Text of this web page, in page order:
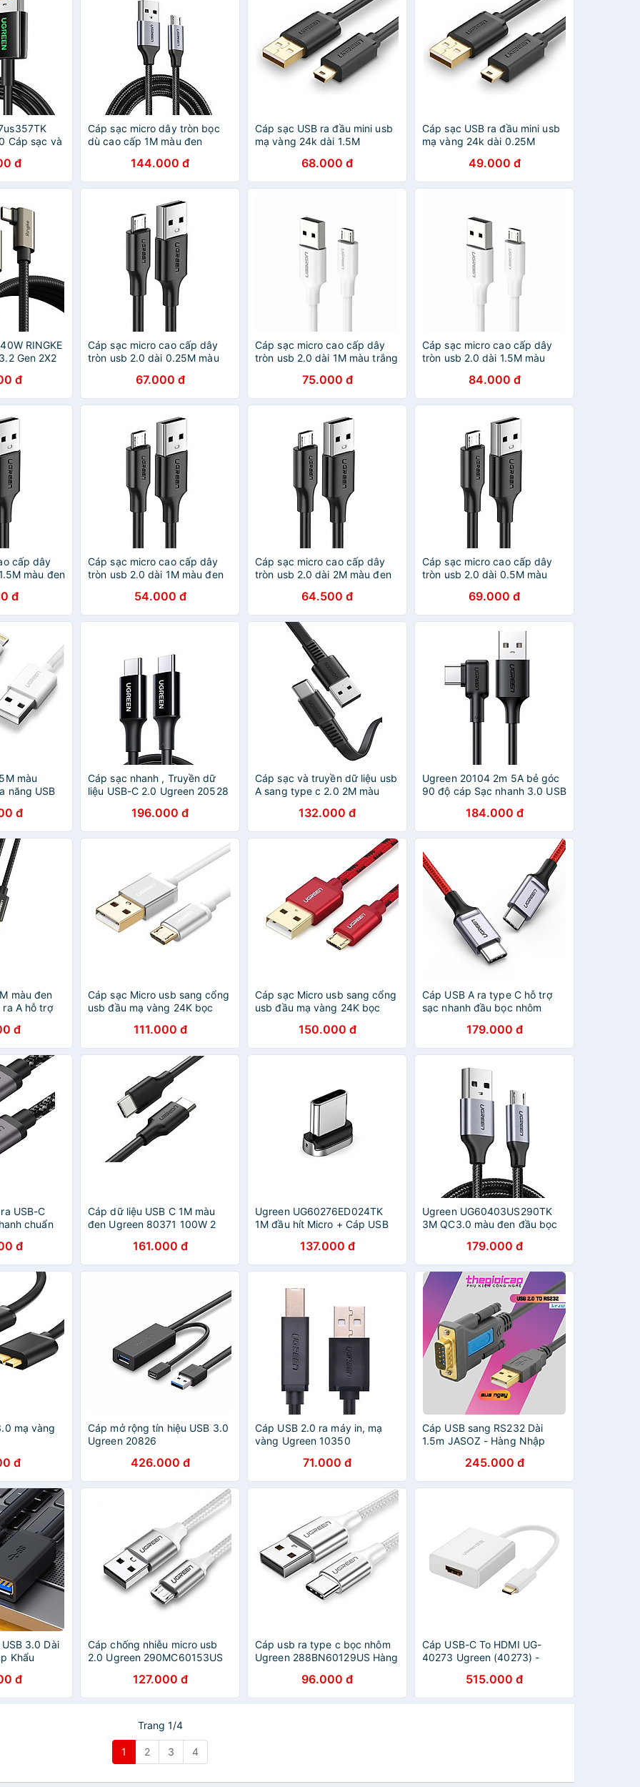
Cáp sạc và
đ
Cáp sạc micro dây tròn bọc
dù cao cấp 1M màu đen
Hàng chính hãng
144.000 đ
Cáp sạc USB ra đầu mini usb
mạ vàng 24k dài 1.5M
Hàng chính hãng
68.000 đ
Cáp sạc USB ra đầu mini usb
mạ vàng 24k dài 0.25M
Hàng chính hãng
49.000 đ
RINGKE
Gen 2X2
đ
Cáp sạc micro cao cấp dây
tròn usb 2.0 dài 0.25M màu
USB60134Us289 Hàng chính
hãng
67.000 đ
Cáp sạc micro cao cấp dây
tròn usb 2.0 dài 1M màu trắng
Hàng chính hãng
75.000 đ
Cáp sạc micro cao cấp dây
tròn usb 2.0 dài 1.5M màu
USB60142Us289 Hàng chính
hãng
84.000 đ
cấp dây
màu đen
đ
Cáp sạc micro cao cấp dây
tròn usb 2.0 dài 1M màu đen
Hàng chính hãng
54.000 đ
Cáp sạc micro cao cấp dây
tròn usb 2.0 dài 2M màu đen
Hàng chính hãng
64.500 đ
Cáp sạc micro cao cấp dây
tròn usb 2.0 dài 0.5M màu
USB60135Us289 Hàng chính
hãng
69.000 đ
màu
năng USB
- Hàng
đ
Cáp sạc nhanh , Truyền dữ
liệu USB-C 2.0 Ugreen 20528
US300 Hàng Chính Hãng
196.000 đ
Cáp sạc và truyền dữ liệu usb
A sang type c 2.0 2M màu
Hàng Chính Hãng
132.000 đ
Ugreen 20104 2m 5A bẻ góc
90 độ cáp Sạc nhanh 3.0 USB
chính hãng184.000 đ
màu đen
ra A hỗ trợ
Hãng
đ
Cáp sạc Micro usb sang cổng
usb đầu mạ vàng 24K bọc
UGREEN USB30656Us134
Hàng chính hãng
111.000 đ
Cáp sạc Micro usb sang cổng
usb đầu mạ vàng 24K bọc
USB40458Us246 Hàng chính
hãng
150.000 đ
Cáp USB A ra type C hỗ trợ
sạc nhanh đầu bọc nhôm
Ugreen 294TYC70296US
Hàng chính hãng
179.000 đ
USB-C
chuẩn
Hàng
đ
Cáp dữ liệu USB C 1M màu
đen Ugreen 80371 100W 2
nhanh Us300 - HÀNG CHÍNH
HÃNG
161.000 đ
Ugreen UG60276ED024TK
1M đầu hít Micro + Cáp USB
truyền dữ liệu từ máy tính ra
điện thoại - HÀNG CHÍNH
HÃNG
137.000 đ
Ugreen UG60403US290TK
3M QC3.0 màu đen đầu bọc
sang USB 2.0 sạc và truyền
dữ liệu từ máy tính ra điện
thoại - HÀNG CHÍNH HÃNG
179.000 đ
mạ vàng
đ
Cáp mở rộng tín hiệu USB 3.0
Ugreen 20826
426.000 đ
Cáp USB 2.0 ra máy in, mạ
vàng Ugreen 10350
71.000 đ
Cáp USB sang RS232 Dài
1.5m JASOZ - Hàng Nhập
245.000 đ
3.0 Dài
Khẩu
đ
Cáp chống nhiễu micro usb
2.0 Ugreen 290MC60153US
127.000 đ
Cáp usb ra type c bọc nhôm
Ugreen 288BN60129US Hàng
96.000 đ
Cáp USB-C To HDMI UG-
40273 Ugreen (40273) -
515.000 đ
Trang 1/4
1 2 3 4